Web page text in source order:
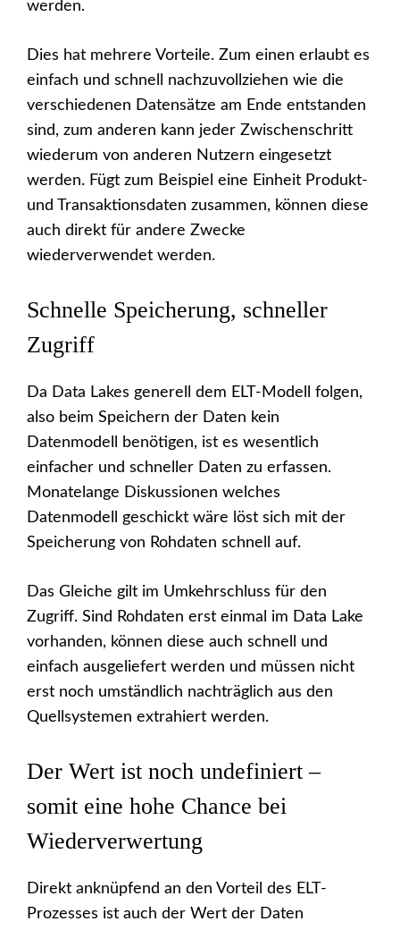
werden.
Dies hat mehrere Vorteile. Zum einen erlaubt es
einfach und schnell nachzuvollziehen wie die
verschiedenen Datensätze am Ende entstanden
sind, zum anderen kann jeder Zwischenschritt
wiederum von anderen Nutzern eingesetzt
werden. Fügt zum Beispiel eine Einheit Produkt-
und Transaktionsdaten zusammen, können diese
auch direkt für andere Zwecke
wiederverwendet werden.
Schnelle Speicherung, schneller
Zugriff
Da Data Lakes generell dem ELT-Modell folgen,
also beim Speichern der Daten kein
Datenmodell benötigen, ist es wesentlich
einfacher und schneller Daten zu erfassen.
Monatelange Diskussionen welches
Datenmodell geschickt wäre löst sich mit der
Speicherung von Rohdaten schnell auf.
Das Gleiche gilt im Umkehrschluss für den
Zugriff. Sind Rohdaten erst einmal im Data Lake
vorhanden, können diese auch schnell und
einfach ausgeliefert werden und müssen nicht
erst noch umständlich nachträglich aus den
Quellsystemen extrahiert werden.
Der Wert ist noch undefiniert –
somit eine hohe Chance bei
Wiederverwertung
Direkt anknüpfend an den Vorteil des ELT-
Prozesses ist auch der Wert der Daten